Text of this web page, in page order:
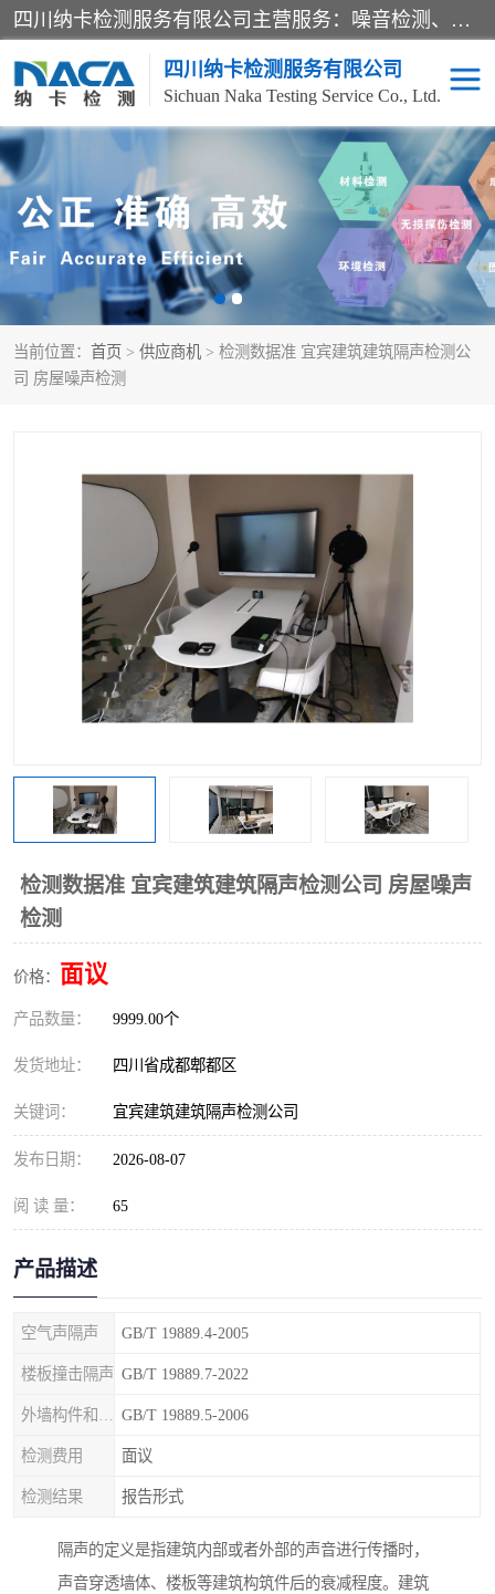
四川纳卡检测服务有限公司主营服务：噪音检测、灯光检测、防护网检测、磁性检测、无损检测、燃烧等级检测；本着严谨、规范的态度严格执行国家现行标准、规范及规程，奉行“科学公正、准确、持续改进、诚信服务”的企业价值和“科学、信誉、服务”的企业宗旨，竭诚为广大客户服务。
四川纳卡检测服务有限公司
Sichuan Naka Testing Service Co., Ltd.
当前位置： 首页 > 供应商机 > 检测数据准 宜宾建筑建筑隔声检测公
司 房屋噪声检测
检测数据准 宜宾建筑建筑隔声检测公司 房屋噪声
检测
价格： 面议
产品数量： 9999.00个
发货地址： 四川省成都郫都区
关键词： 宜宾建筑建筑隔声检测公司
发布日期： 2026-08-07
阅 读 量： 65
产品描述
空气声隔声 GB/T 19889.4-2005
楼板撞击隔声 GB/T 19889.7-2022
GB/T 19889.5-2006
检测费用 面议
检测结果 报告形式
隔声的定义是指建筑内部或者外部的声音进行传播时，
声音穿透墙体、楼板等建筑构筑件后的衰减程度。建筑
噪音检测 灯光检测
防护网检测 磁性检测
无损检测 燃烧等级检测
可靠性检测 产品检测